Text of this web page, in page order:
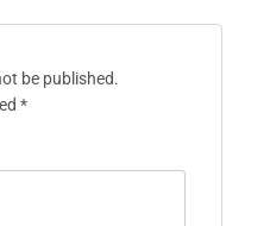
be published.
*